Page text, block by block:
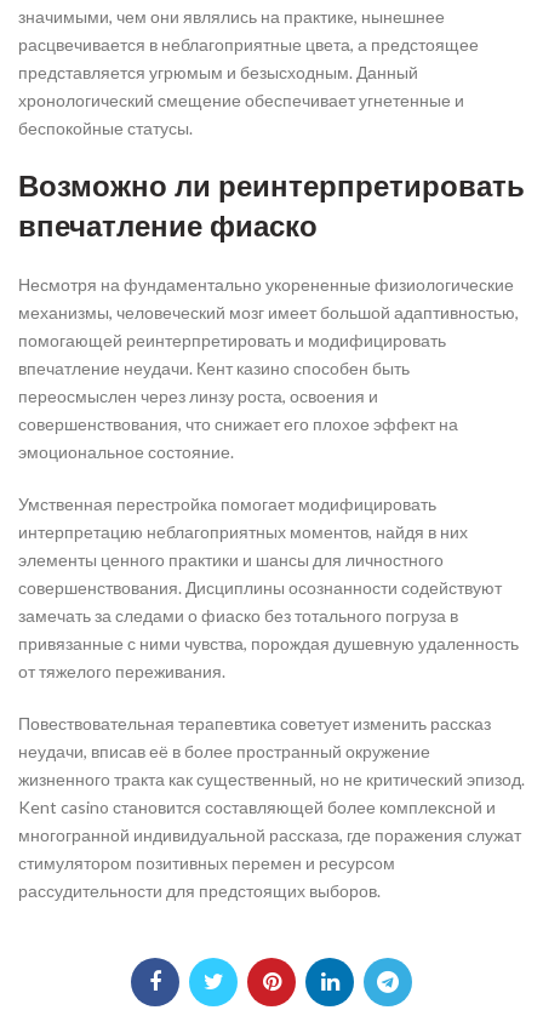
значимыми, чем они являлись на практике, нынешнее
расцвечивается в неблагоприятные цвета, а предстоящее
представляется угрюмым и безысходным. Данный
хронологический смещение обеспечивает угнетенные и
беспокойные статусы.
Возможно ли реинтерпретировать
впечатление фиаско
Несмотря на фундаментально укорененные физиологические
механизмы, человеческий мозг имеет большой адаптивностью,
помогающей реинтерпретировать и модифицировать
впечатление неудачи. Кент казино способен быть
переосмыслен через линзу роста, освоения и
совершенствования, что снижает его плохое эффект на
эмоциональное состояние.
Умственная перестройка помогает модифицировать
интерпретацию неблагоприятных моментов, найдя в них
элементы ценного практики и шансы для личностного
совершенствования. Дисциплины осознанности содействуют
замечать за следами о фиаско без тотального погруза в
привязанные с ними чувства, порождая душевную удаленность
от тяжелого переживания.
Повествовательная терапевтика советует изменить рассказ
неудачи, вписав её в более пространный окружение
жизненного тракта как существенный, но не критический эпизод.
Kent casino становится составляющей более комплексной и
многогранной индивидуальной рассказа, где поражения служат
стимулятором позитивных перемен и ресурсом
рассудительности для предстоящих выборов.